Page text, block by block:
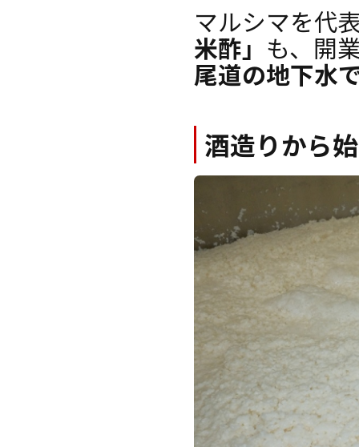
マルシマを代
米酢」 も、開
尾道の地下水
酒造りから